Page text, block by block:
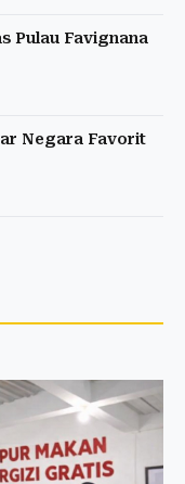
Pulau Favignana
Negara Favorit